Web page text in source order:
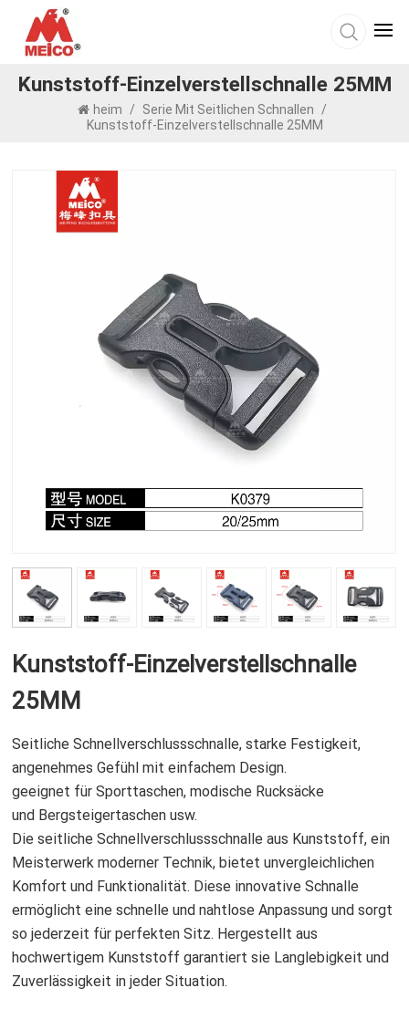
Kunststoff-Einzelverstellschnalle 25MM
heim / Serie Mit Seitlichen Schnallen
/
Kunststoff-Einzelverstellschnalle 25MM
Kunststoff-Einzelverstellschnalle
25MM
Seitliche Schnellverschlussschnalle, starke Festigkeit,
angenehmes Gefühl mit einfachem Design.
geeignet für Sporttaschen, modische Rucksäcke
und Bergsteigertaschen usw.
Die seitliche Schnellverschlussschnalle aus Kunststoff, ein
Meisterwerk moderner Technik, bietet unvergleichlichen
Komfort und Funktionalität. Diese innovative Schnalle
ermöglicht eine schnelle und nahtlose Anpassung und sorgt
so jederzeit für perfekten Sitz. Hergestellt aus
hochwertigem Kunststoff garantiert sie Langlebigkeit und
Zuverlässigkeit in jeder Situation.